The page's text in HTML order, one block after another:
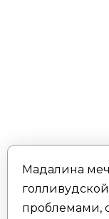
Мадалина
проблемами,